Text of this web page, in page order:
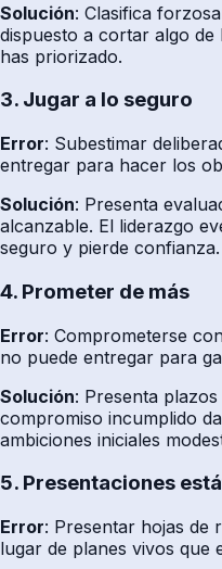
Solución: Clasifica
dispuesto a cortar algo
has priorizado.
3. Jugar a lo seguro
Error: Subestimar
entregar para hacer los
Solución: Presenta
alcanzable. El liderazgo
seguro y pierde confianza.
4. Prometer de más
Error: Comprometerse
no puede entregar para
Solución: Presenta
compromiso incumplido
ambiciones iniciales
5. Presentaciones
Error: Presentar hojas de
lugar de planes vivos que